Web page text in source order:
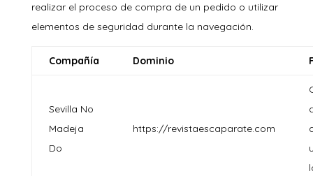
realizar el proceso de compra de un pedido o utilizar
elementos de seguridad durante la navegación.
Compañía Dominio
Sevilla No
Madeja
Do
https://revistaescaparate.com